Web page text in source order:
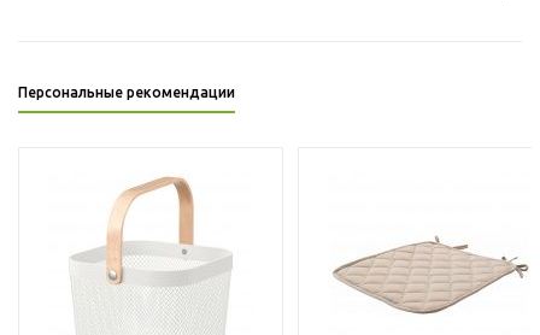
Персональные рекомендации